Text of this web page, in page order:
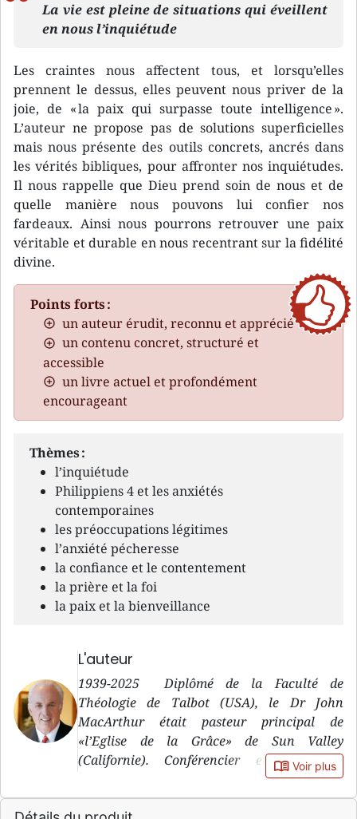
La vie est pleine de situations qui éveillent
en nous l’inquiétude
Les craintes nous affectent tous, et lorsqu’elles
prennent le dessus, elles peuvent nous priver de la
joie, de « la paix qui surpasse toute intelligence ».
L’auteur ne propose pas de solutions superficielles
mais nous présente des outils concrets, ancrés dans
les vérités bibliques, pour affronter nos inquiétudes.
Il nous rappelle que Dieu prend soin de nous et de
quelle manière nous pouvons lui confier nos
fardeaux. Ainsi nous pourrons retrouver une paix
véritable et durable en nous recentrant sur la fidélité
divine.
Points forts :
un auteur érudit, reconnu et apprécié
un contenu concret, structuré et
accessible
un livre actuel et profondément
encourageant
Thèmes :
l’inquiétude
Philippiens 4 et les anxiétés
contemporaines
les préoccupations légitimes
l’anxiété pécheresse
la confiance et le contentement
la prière et la foi
la paix et la bienveillance
L'auteur
1939-2025 Diplômé de la Faculté de
Théologie de Talbot (USA), le Dr John
MacArthur était pasteur principal de
«l’Eglise de la Grâce» de Sun Valley
(Californie). Conférencier et professeur
réputé, il animait un programme quotidien
d’évangélisation diffusé sur plus de 1000
book_open Voir plus